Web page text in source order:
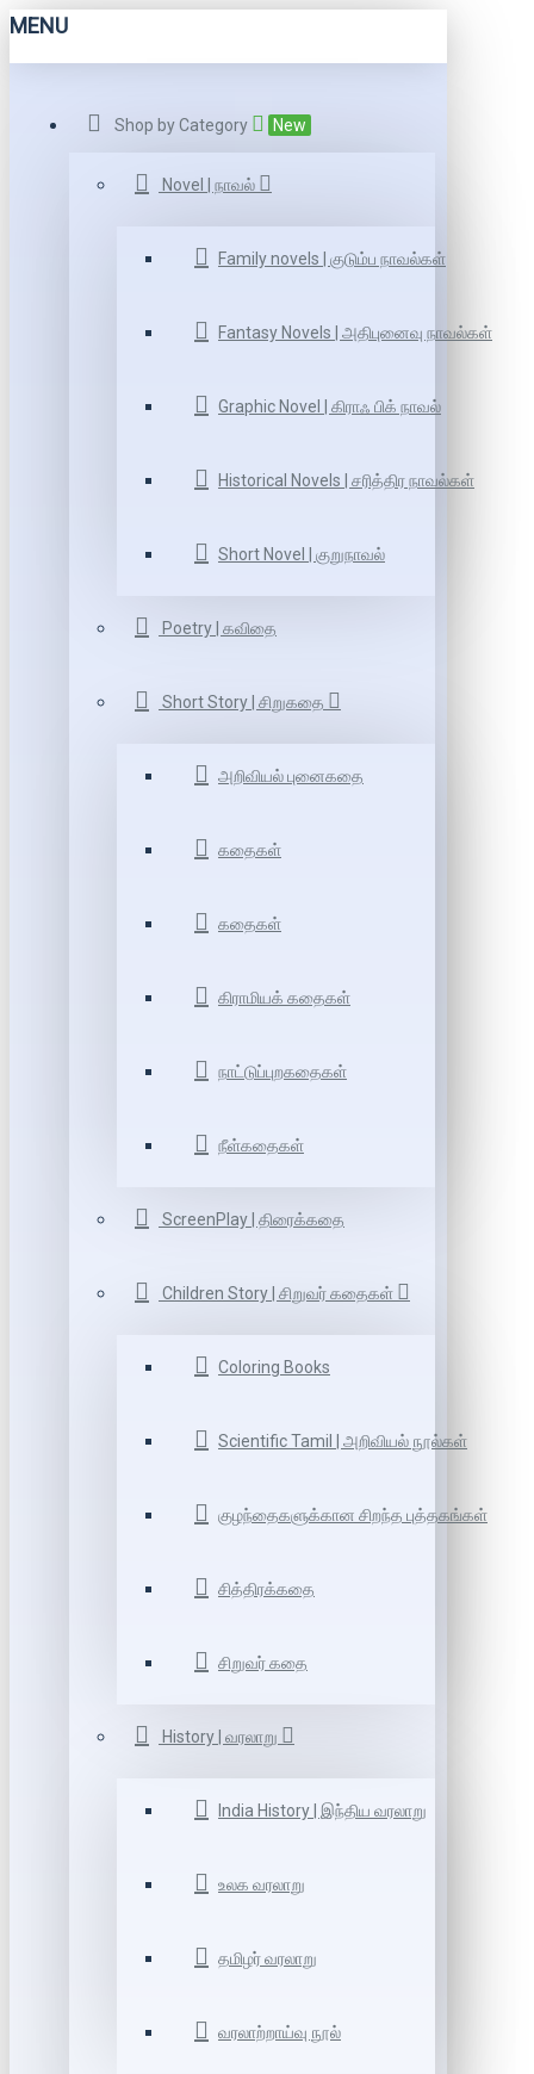
MENU
Shop by Category New
Novel | நாவல்
Family novels | குடும்ப நாவல்கள்
Fantasy Novels | அதிபுனைவு நாவல்கள்
Graphic Novel | கிராஃ பிக் நாவல்
Historical Novels | சரித்திர நாவல்கள்
Short Novel | குறுநாவல்
Poetry | கவிதை
Short Story | சிறுகதை
அறிவியல் புனைகதை
கதைகள்
கதைகள்
கிராமியக் கதைகள்
நாட்டுப்புறகதைகள்
நீள்கதைகள்
ScreenPlay | திரைக்கதை
Children Story | சிறுவர் கதைகள்
Coloring Books
Scientific Tamil | அறிவியல் நூல்கள்
குழந்தைகளுக்கான சிறந்த புத்தகங்கள்
சித்திரக்கதை
சிறுவர் கதை
History | வரலாறு
India History | இந்திய வரலாறு
உலக வரலாறு
தமிழர் வரலாறு
வரலாற்றாய்வு நூல்